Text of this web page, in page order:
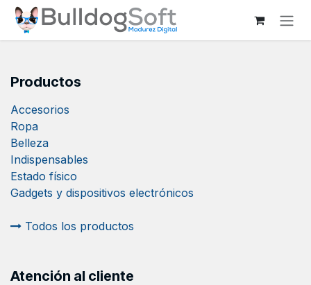
Ir al contenido
Productos
Accesorios
Ropa
Belleza
Indispensables
Estado físico
Gadgets y dispositivos electrónicos
Todos los productos
Atención al cliente